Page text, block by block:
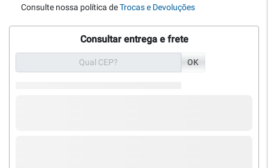
Consulte nossa política deTrocas e Devoluções
Consultar entrega e frete
OK